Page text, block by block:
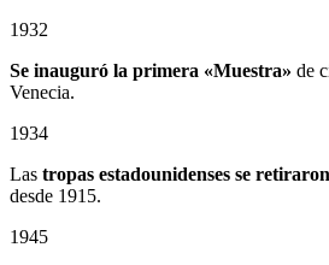
1932
Se inauguró la primera «Muestra» de
Venecia.
1934
Las tropas estadounidenses se
desde 1915.
1945